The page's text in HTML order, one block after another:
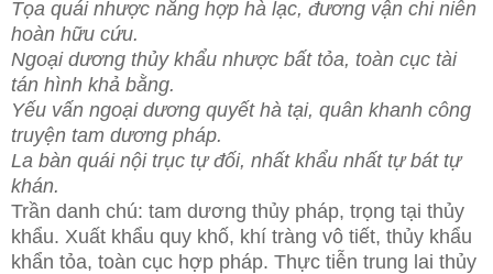
Tọa quái nhược năng hợp hà lạc, đương vận chi niên
hoàn hữu cứu.
Ngoại dương thủy khẩu nhược bất tỏa, toàn cục tài
tán hình khả bằng.
Yếu vấn ngoại dương quyết hà tại, quân khanh công
truyện tam dương pháp.
La bàn quái nội trục tự đối, nhất khẩu nhất tự bát tự
khán.
Trần danh chú: tam dương thủy pháp, trọng tại thủy
khẩu. Xuất khẩu quy khố, khí tràng vô tiết, thủy khẩu
khẩn tỏa, toàn cục hợp pháp. Thực tiễn trung lai thủy